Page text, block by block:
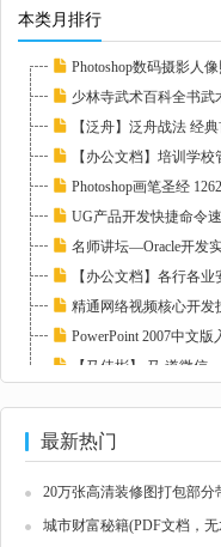
本类月排行
Photoshop数码摄影人像
少林寺武术百科全书武
【泛舟】泛舟战法 经
【办公文档】培训学校
Photoshop画笔圣经
UG产品开发快捷命令速
名师讲坛—Oracle开发实
【办公文档】各行各业
精通网络视频核心开发
PowerPoint 2007中文版
【马佳彬】 马 道微信
最新热门
20万张高清装修图打包部分
城市财富秘籍(PDF文档，无